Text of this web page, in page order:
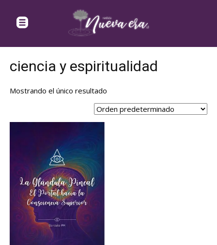
ciencia y espiritualidad
Mostrando el único resultado